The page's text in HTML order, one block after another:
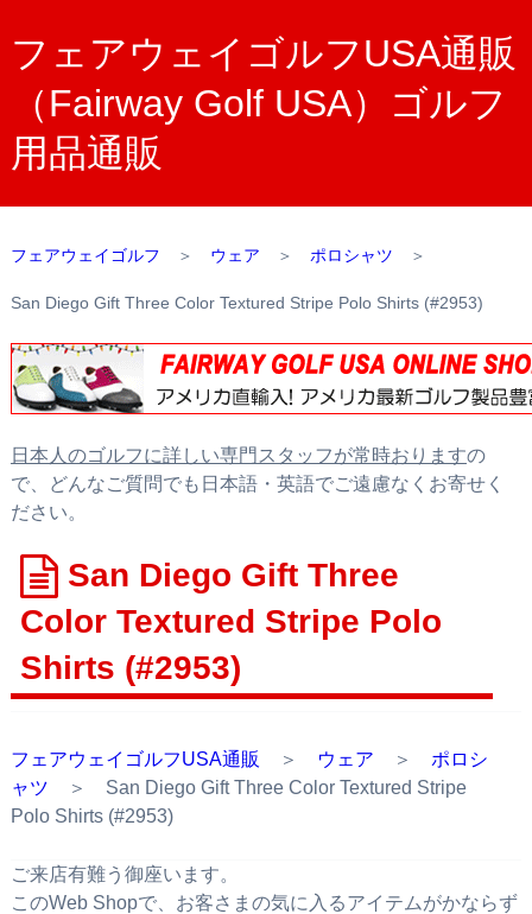
フェアウェイゴルフUSA通販
（Fairway Golf USA）ゴルフ
用品通販
フェアウェイゴルフ ＞ ウェア ＞ ポロシャツ ＞
San Diego Gift Three Color Textured Stripe Polo Shirts (#2953)
日本人のゴルフに詳しい専門スタッフが常時おりますの
で、どんなご質問でも日本語・英語でご遠慮なくお寄せく
ださい。
San Diego Gift Three
Color Textured Stripe Polo
Shirts (#2953)
フェアウェイゴルフUSA通販 ＞ ウェア ＞ ポロシ
ャツ ＞ San Diego Gift Three Color Textured Stripe
Polo Shirts (#2953)
ご来店有難う御座います。
このWeb Shopで、お客さまの気に入るアイテムがかならず